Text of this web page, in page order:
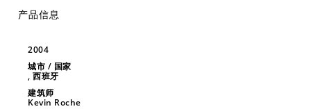
产品信息
2004
城市 / 国家
, 西班牙
建筑师
Kevin Roche